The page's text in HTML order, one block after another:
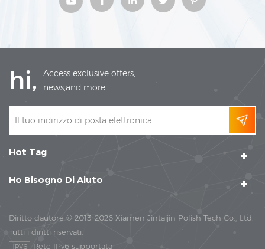
hi,
Access exclusive offers,
news,and more.
Hot Tag
Ho Bisogno Di Aiuto
Diritto dautore © 2013-2026 Xiamen Jintaijin Polish Tech Co., Ltd.
Tutti i diritti riservati.
Rete IPv6 supportata